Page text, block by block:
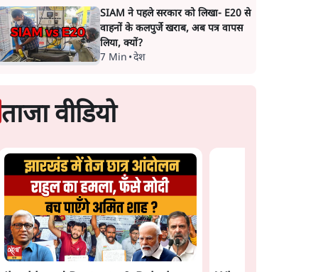
Satya Hindi News
SIAM ने पहले सरकार को लिखा- E20 से
वाहनों के कलपुर्जे खराब, अब पत्र वापस
लिया, क्यों?
7 Min •देश
ताजा वीडियो